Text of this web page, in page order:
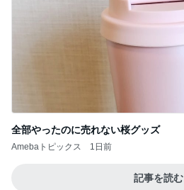
全部やったのに売れない桜グッズ
Amebaトピックス 1日前
記事を読む